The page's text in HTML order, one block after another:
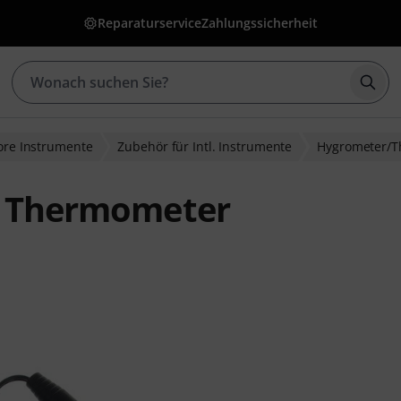
ReparaturserviceZahlungssicherheit
Instrumente Zubehör für Intl. Instrumente Hygrometer/